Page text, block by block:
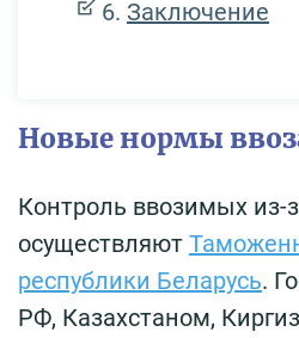
Заключение
Новые нормы
Контроль ввозимых из-
осуществляют
республики Беларусь.
РФ, Казахстаном,